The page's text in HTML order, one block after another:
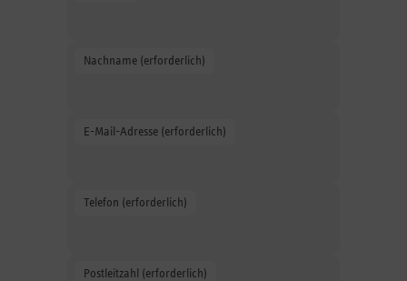
Nachname (erforderlich)
E-Mail-Adresse (erforderlich)
Telefon (erforderlich)
Postleitzahl (erforderlich)